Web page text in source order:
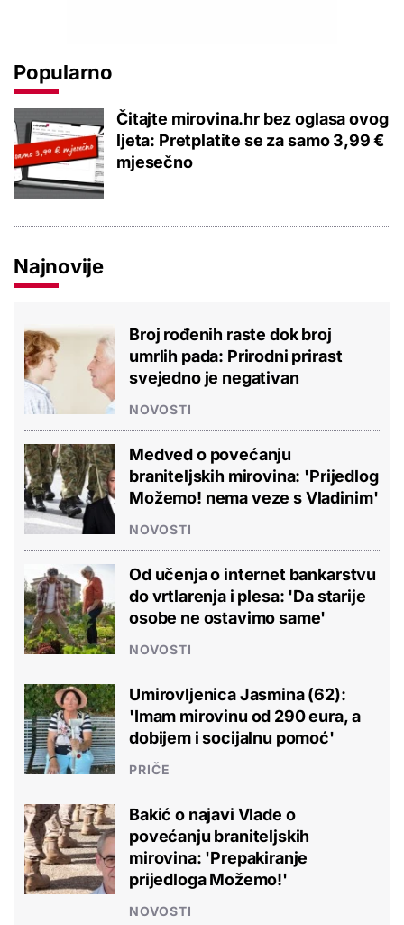
Popularno
Čitajte mirovina.hr bez oglasa ovog
ljeta: Pretplatite se za samo 3,99 €
mjesečno
Najnovije
Broj rođenih raste dok broj
umrlih pada: Prirodni prirast
svejedno je negativan
NOVOSTI
Medved o povećanju
braniteljskih mirovina: 'Prijedlog
Možemo! nema veze s Vladinim'
NOVOSTI
Od učenja o internet bankarstvu
do vrtlarenja i plesa: 'Da starije
osobe ne ostavimo same'
NOVOSTI
Umirovljenica Jasmina (62):
'Imam mirovinu od 290 eura, a
dobijem i socijalnu pomoć'
PRIČE
Bakić o najavi Vlade o
povećanju braniteljskih
mirovina: 'Prepakiranje
prijedloga Možemo!'
NOVOSTI